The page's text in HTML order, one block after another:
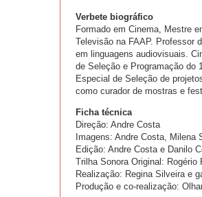
Verbete biográfico
Formado em Cinema, Mestre
Televisão na FAAP. Professor
em linguagens audiovisuais.
de Seleção e Programação do
Especial de Seleção de
como curador de mostras e
Ficha técnica
Direção: Andre Costa
Imagens: Andre Costa, Milena
Edição: Andre Costa e Danilo
Trilha Sonora Original: Rogério
Realização: Regina Silveira e
Produção e co-realização: